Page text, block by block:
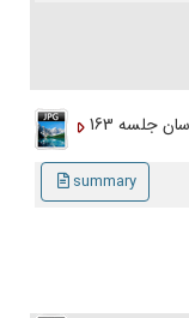
جلسه 163
summary